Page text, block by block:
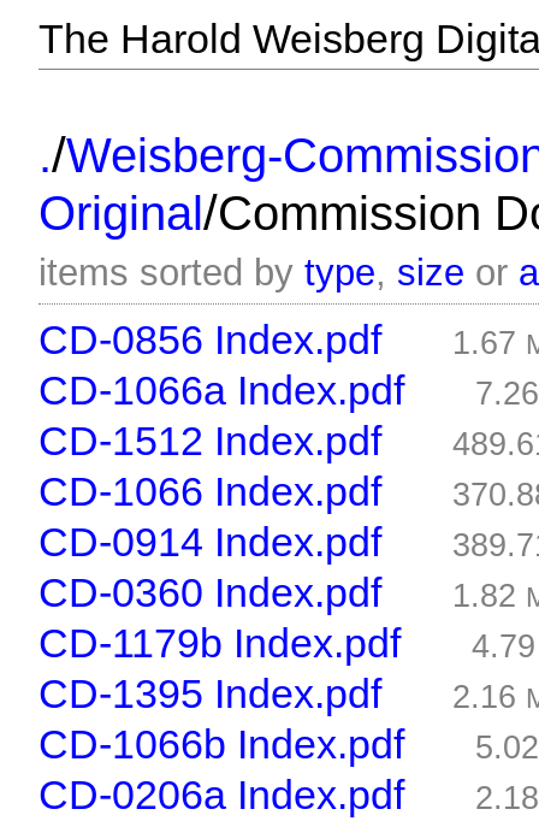
The Harold Weisberg
./Weisberg-
Original/Commission
items sorted bytype, size or
CD-0856 Index.pdf 1.67
CD-1066a Index.pdf
CD-1512 Index.pdf
CD-1066 Index.pdf
CD-0914 Index.pdf
CD-0360 Index.pdf 1.82
CD-1179b Index.pdf
CD-1395 Index.pdf 2.16
CD-1066b Index.pdf
CD-0206a Index.pdf